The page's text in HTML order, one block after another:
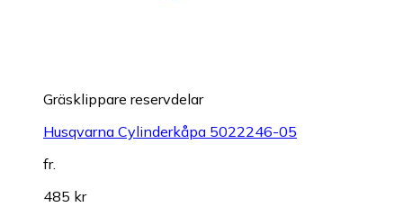
Gräsklippare reservdelar
Husqvarna Cylinderkåpa 5022246-05
fr.
485 kr